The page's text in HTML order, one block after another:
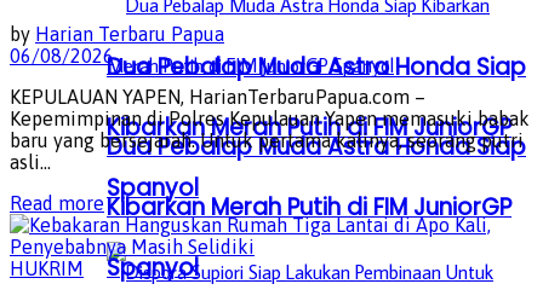
Dua Pebalap Muda Astra Honda Siap
Kibarkan Merah Putih di FIM JuniorGP
Spanyol
Dua Pebalap Muda Astra Honda Siap
Kibarkan Merah Putih di FIM JuniorGP
Spanyol
by Harian Terbaru Papua
06/08/2026
KEPULAUAN YAPEN, HarianTerbaruPapua.com –
Kepemimpinan di Polres Kepulauan Yapen memasuki babak
baru yang bersejarah. Untuk pertama kalinya, seorang putri
asli...
Read moreDetails
HUKRIM